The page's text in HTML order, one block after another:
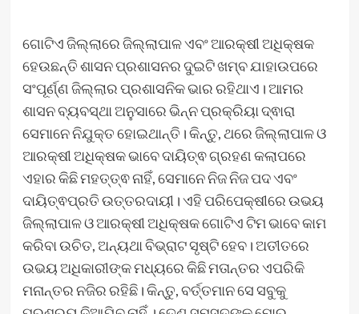
ଗୋଟିଏ ଜିଲ୍ଲାରେ ଜିଲ୍ଲାପାଳ ଏବଂ ଆରକ୍ଷୀ ଅଧିକ୍ଷକ
ହେଉଛନ୍ତି ଶାସନ ପ୍ରଶାସନର ଦୁଇଟି ଖମ୍ବ ଯାହାଉପରେ
ସଂପୂର୍ଣ୍ଣ ଜିଲ୍ଲାର ପ୍ରଶାସନିକ ଭାର ରହିଥାଏ। ଆମର
ଶାସନ ବ୍ୟବସ୍ଥା ଅନୁସାରେ ଭିନ୍ନ ପ୍ରକ୍ରିୟା ଦ୍ଵାରା
ସେମାନେ ନିଯୁକ୍ତ ହୋଇଥାନ୍ତି। କିନ୍ତୁ, ଥରେ ଜିଲ୍ଲାପାଳ ଓ
ଆରକ୍ଷୀ ଅଧିକ୍ଷକ ଭାବେ ଦାୟିତ୍ଵ ଗ୍ରହଣ କଲାପରେ
ଏହାର କିଛି ମହତ୍ତ୍ଵ ନାହିଁ, ସେମାନେ ନିଜ ନିଜ ପଦ ଏବଂ
ଦାୟିତ୍ଵପ୍ରତି ଉତ୍ତରଦାୟୀ। ଏହି ପରିପେକ୍ଷୀରେ ଉଭୟ
ଜିଲ୍ଲାପାଳ ଓ ଆରକ୍ଷୀ ଅଧିକ୍ଷକ ଗୋଟିଏ ଟିମ ଭାବେ କାମ
କରିବା ଉଚିତ, ଅନ୍ୟଥା ବିଭ୍ରାଟ ସୃଷ୍ଟି ହେବ। ଅତୀତରେ
ଉଭୟ ଅଧିକାରୀଙ୍କ ମଧ୍ୟରେ କିଛି ମତାନ୍ତର ଏପରିକି
ମନାନ୍ତର ନଜିର ରହିଛି। କିନ୍ତୁ, ବର୍ତ୍ତମାନ ସେ ସବୁକୁ